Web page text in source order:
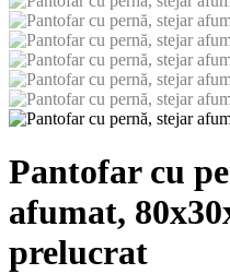
Pantofar cu
afumat,
prelucrat